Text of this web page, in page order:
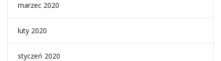
marzec 2020
luty 2020
styczeń 2020